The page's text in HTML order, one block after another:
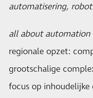
automatisering,
all about automation
regionale opzet:
grootschalige
focus op inhoudelijke